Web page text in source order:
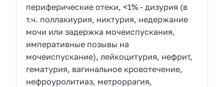
периферические отеки, <1% - дизурия (в
т.ч. поллакиурия, никтурия, недержание
мочи или задержка мочеиспускания,
императивные позывы на
мочеиспускание), лейкоцитурия, нефрит,
гематурия, вагинальное кровотечение,
нефроуролитиаз, метроррагия,